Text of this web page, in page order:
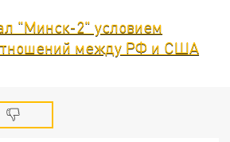
"Минск-2" условием
между РФ и США